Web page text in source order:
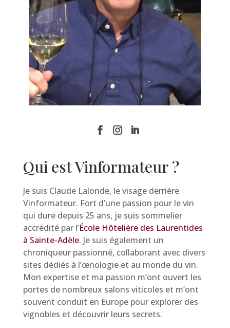
Qui est Vinformateur ?
Je suis Claude Lalonde, le visage derrière
Vinformateur. Fort d’une passion pour le vin
qui dure depuis 25 ans, je suis sommelier
accrédité par l’École Hôtelière des Laurentides
à Sainte-Adèle. Je suis également un
chroniqueur passionné, collaborant avec divers
sites dédiés à l’œnologie et au monde du vin.
Mon expertise et ma passion m’ont ouvert les
portes de nombreux salons viticoles et m’ont
souvent conduit en Europe pour explorer des
vignobles et découvrir leurs secrets.